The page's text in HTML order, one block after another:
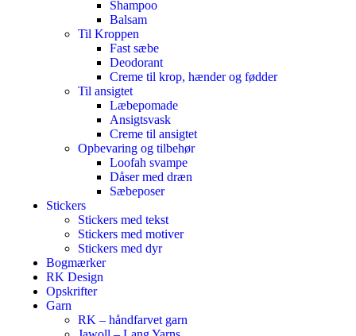
Shampoo
Balsam
Til Kroppen
Fast sæbe
Deodorant
Creme til krop, hænder og fødder
Til ansigtet
Læbepomade
Ansigtsvask
Creme til ansigtet
Opbevaring og tilbehør
Loofah svampe
Dåser med dræn
Sæbeposer
Stickers
Stickers med tekst
Stickers med motiver
Stickers med dyr
Bogmærker
RK Design
Opskrifter
Garn
RK – håndfarvet garn